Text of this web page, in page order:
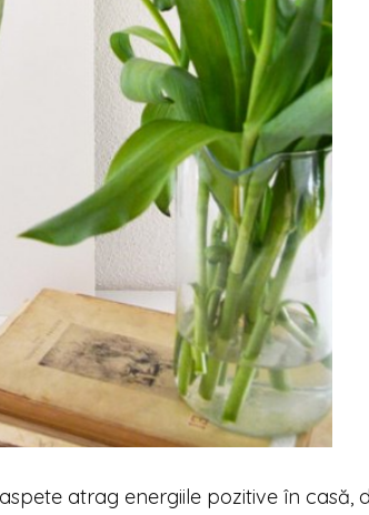
atrag energiile pozitive în casă,